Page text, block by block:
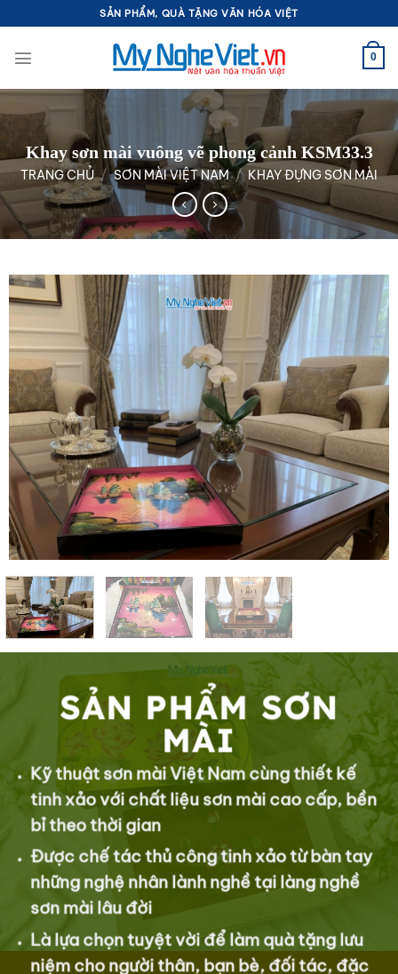
qua
nội
SẢN PHẨM, QUÀ TẶNG VĂN HÓA VIỆT
0
Khay sơn mài vuông vẽ phong cảnh KSM33.3
TRANG CHỦ / SƠN MÀI VIỆT NAM / KHAY ĐỰNG SƠN MÀI
SẢN PHẨM SƠN
MÀI
Kỹ thuật sơn mài Việt Nam cùng thiết kế
tinh xảo với chất liệu sơn mài cao cấp, bền
bỉ theo thời gian
Được chế tác thủ công tinh xảo từ bàn tay
những nghệ nhân lành nghề tại làng nghề
sơn mài lâu đời
Là lựa chọn tuyệt vời để làm quà tặng lưu
niệm cho người thân, bạn bè, đối tác, đặc